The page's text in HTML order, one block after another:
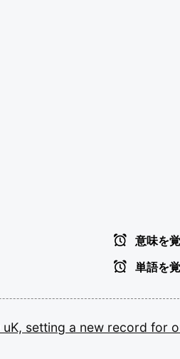
意味を
単語を
uK, setting a new record for